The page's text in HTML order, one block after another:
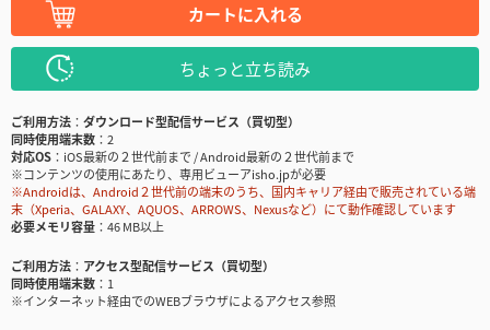
カートに入れる
ちょっと立ち読み
ご利用方法
ダウンロード型配信サービス（買切型）
同時使用端末数
2
対応OS
iOS最新の２世代前まで / Android最新の２世代前まで
※コンテンツの使用にあたり、専用ビューアisho.jpが必要
※Androidは、Android２世代前の端末のうち、国内キャリア経由で販売されている端
末（Xperia、GALAXY、AQUOS、ARROWS、Nexusなど）にて動作確認しています
必要メモリ容量
46 MB以上
ご利用方法
アクセス型配信サービス（買切型）
同時使用端末数
1
※インターネット経由でのWEBブラウザによるアクセス参照